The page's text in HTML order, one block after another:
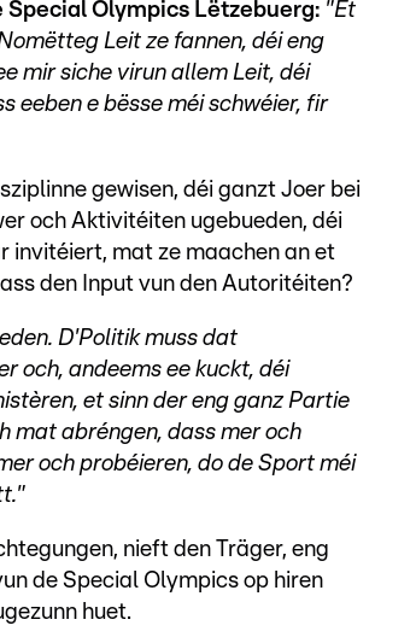
Olympics Lëtzebuerg: "Et
Leit ze fannen, déi eng
mir siche virun allem Leit, déi
eeben e bësse méi schwéier, fir
gewisen, déi ganzt Joer bei
och Aktivitéiten ugebueden, déi
invitéiert, mat ze maachen an et
den Input vun den Autoritéiten?
D'Politik muss dat
och, andeems ee kuckt, déi
et sinn der eng ganz Partie
mat abréngen, dass mer och
och probéieren, do de Sport méi
nieft den Träger, eng
de Special Olympics op hiren
huet.